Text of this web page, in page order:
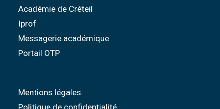
Académie de Créteil
Iprof
Messagerie académique
Portail OTP
Mentions légales
Politique de confidentialité